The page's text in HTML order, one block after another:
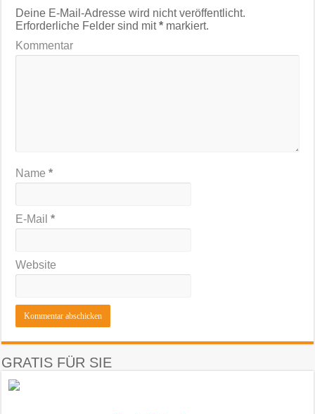
Deine E-Mail-Adresse wird nicht veröffentlicht.
Erforderliche Felder sind mit* markiert.
Kommentar
Name*
E-Mail*
Website
GRATIS FÜR SIE